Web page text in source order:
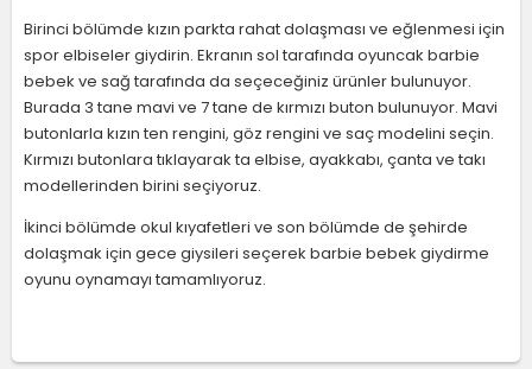
Birinci bölümde kızın parkta rahat dolaşması ve eğlenmesi için
spor elbiseler giydirin. Ekranın sol tarafında oyuncak barbie
bebek ve sağ tarafında da seçeceğiniz ürünler bulunuyor.
Burada 3 tane mavi ve 7 tane de kırmızı buton bulunuyor. Mavi
butonlarla kızın ten rengini, göz rengini ve saç modelini seçin.
Kırmızı butonlara tıklayarak ta elbise, ayakkabı, çanta ve takı
modellerinden birini seçiyoruz.
İkinci bölümde okul kıyafetleri ve son bölümde de şehirde
dolaşmak için gece giysileri seçerek barbie bebek giydirme
oyunu oynamayı tamamlıyoruz.